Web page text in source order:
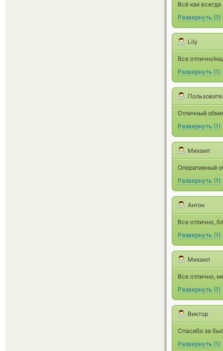
Всё как всегда
Развернуть (1)
Lily
Все
Развернуть (1)
Отличный
Развернуть (1)
Михаил
Оперативный
Развернуть (1)
Антон
Все отлично,
Развернуть (1)
Михаил
Все отлично,
Развернуть (1)
Виктор
Спасибо за
Развернуть (1)